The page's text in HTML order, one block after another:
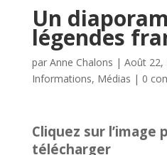
Un
légendes
par Anne Chalons | Août 22,
Informations, Médias | 0
Cliquez sur l’image
télécharger